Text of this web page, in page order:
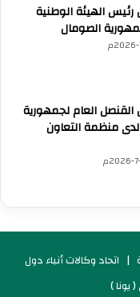
رئيس الهيئة الوطنية
الصومال
القنصل العام لجمهورية
لدى منظمة التعاون
اتحاد وكالات أنباء دول
يونا )